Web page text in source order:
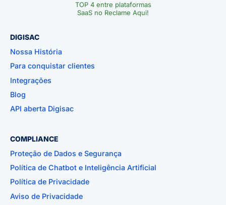
TOP 4 entre plataformas
SaaS no Reclame Aqui!
DIGISAC
Nossa História
Para conquistar clientes
Integrações
Blog
API aberta Digisac
COMPLIANCE
Proteção de Dados e Segurança
Política de Chatbot e Inteligência Artificial
Política de Privacidade
Aviso de Privacidade